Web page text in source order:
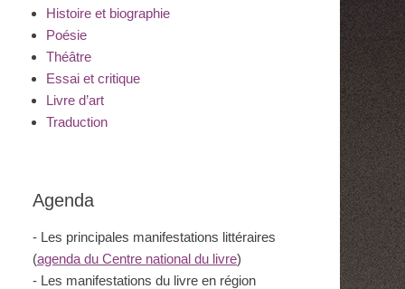
Histoire et biographie
Poésie
Théâtre
Essai et critique
Livre d’art
Traduction
Agenda
- Les principales manifestations littéraires
(agenda du Centre national du livre)
- Les manifestations du livre en région